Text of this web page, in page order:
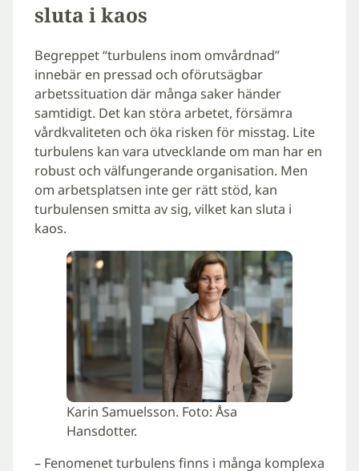
sluta i kaos
Begreppet “turbulens inom omvårdnad”
innebär en pressad och oförutsägbar
arbetssituation där många saker händer
samtidigt. Det kan störa arbetet, försämra
vårdkvaliteten och öka risken för misstag. Lite
turbulens kan vara utvecklande om man har en
robust och välfungerande organisation. Men
om arbetsplatsen inte ger rätt stöd, kan
turbulensen smitta av sig, vilket kan sluta i
kaos.
Karin Samuelsson. Foto: Åsa
Hansdotter.
– Fenomenet turbulens finns i många komplexa